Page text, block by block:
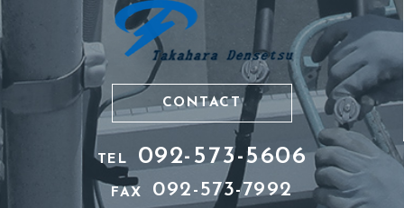
CONTACT
TEL 092-573-5606
FAX 092-573-7992